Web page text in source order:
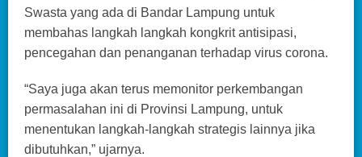
Swasta yang ada di Bandar Lampung untuk
membahas langkah langkah kongkrit antisipasi,
pencegahan dan penanganan terhadap virus corona.
“Saya juga akan terus memonitor perkembangan
permasalahan ini di Provinsi Lampung, untuk
menentukan langkah-langkah strategis lainnya jika
dibutuhkan,” ujarnya.